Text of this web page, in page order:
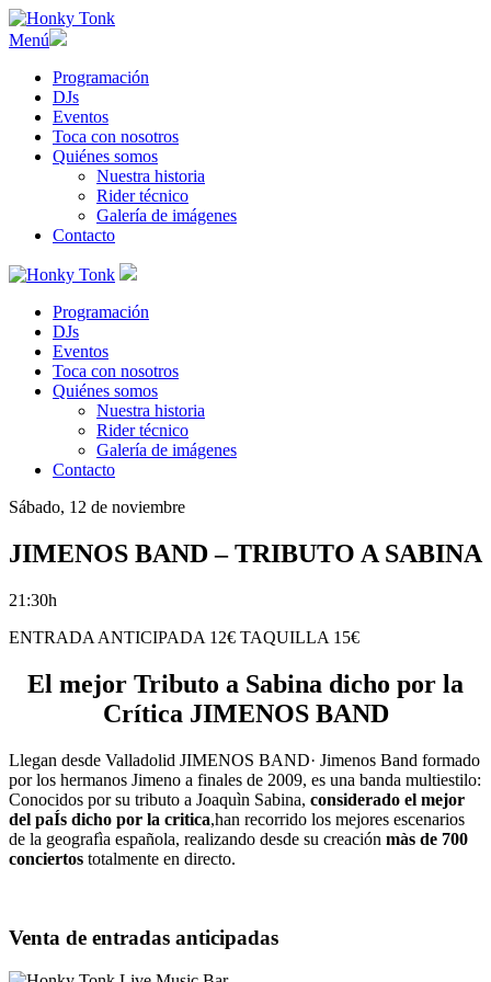
Menú
Programación
DJs
Eventos
Toca con nosotros
Quiénes somos
Nuestra historia
Rider técnico
Galería de imágenes
Contacto
Programación
DJs
Eventos
Toca con nosotros
Quiénes somos
Nuestra historia
Rider técnico
Galería de imágenes
Contacto
Sábado, 12 de noviembre
JIMENOS BAND – TRIBUTO A SABINA
21:30h
ENTRADA ANTICIPADA 12€ TAQUILLA 15€
El mejor Tributo a Sabina dicho por la
Crítica JIMENOS BAND
Llegan desde Valladolid JIMENOS BAND· Jimenos Band formado
por los hermanos Jimeno a finales de 2009, es una banda multiestilo:
Conocidos por su tributo a Joaquìn Sabina, considerado el mejor
del paÍs dicho por la critica,han recorrido los mejores escenarios
de la geografìa española, realizando desde su creación màs de 700
conciertos totalmente en directo.
Venta de entradas anticipadas